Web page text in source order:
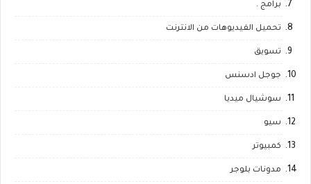
برامج .
تحميل الفيديوهات من الانترنت
تسويق
جوجل ادسنس
سوشيال ميديا
سيو
كمبيوتر
مدونات بلوجر